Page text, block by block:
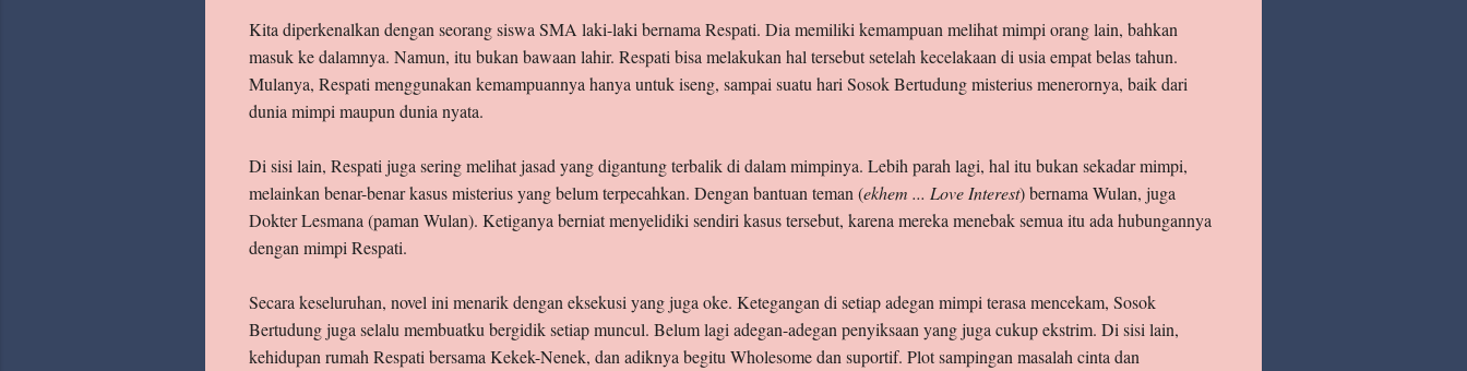
Kita diperkenalkan dengan seorang siswa SMA laki-laki bernama Respati. Dia memiliki kemampuan melihat mimpi orang lain, bahkan
masuk ke dalamnya. Namun, itu bukan bawaan lahir. Respati bisa melakukan hal tersebut setelah kecelakaan di usia empat belas tahun.
Mulanya, Respati menggunakan kemampuannya hanya untuk iseng, sampai suatu hari Sosok Bertudung misterius menerornya, baik dari
dunia mimpi maupun dunia nyata.
Di sisi lain, Respati juga sering melihat jasad yang digantung terbalik di dalam mimpinya. Lebih parah lagi, hal itu bukan sekadar mimpi,
melainkan benar-benar kasus misterius yang belum terpecahkan. Dengan bantuan teman (ekhem ... Love Interest) bernama Wulan, juga
Dokter Lesmana (paman Wulan). Ketiganya berniat menyelidiki sendiri kasus tersebut, karena mereka menebak semua itu ada hubungannya
dengan mimpi Respati.
Secara keseluruhan, novel ini menarik dengan eksekusi yang juga oke. Ketegangan di setiap adegan mimpi terasa mencekam, Sosok
Bertudung juga selalu membuatku bergidik setiap muncul. Belum lagi adegan-adegan penyiksaan yang juga cukup ekstrim. Di sisi lain,
kehidupan rumah Respati bersama Kekek-Nenek, dan adiknya begitu Wholesome dan suportif. Plot sampingan masalah cinta dan